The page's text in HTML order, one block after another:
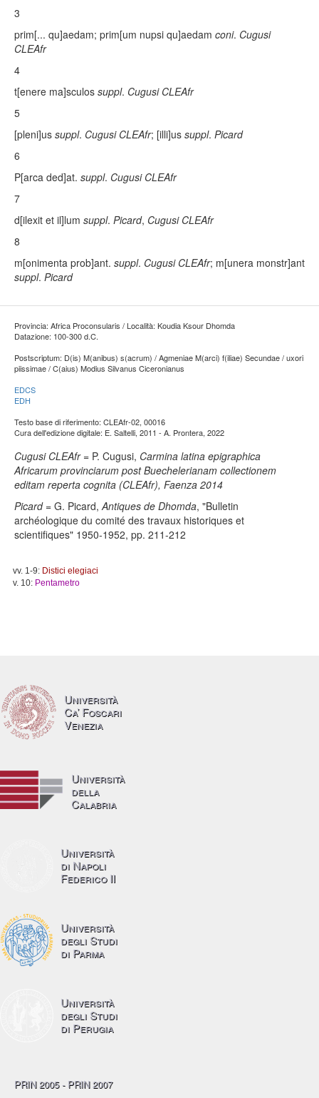
3
prim[... qu]aedam; prim[um nupsi qu]aedam coni. Cugusi
CLEAfr
4
t[enere ma]sculos suppl. Cugusi CLEAfr
5
[pleni]us suppl. Cugusi CLEAfr; [illi]us suppl. Picard
6
P[arca ded]at. suppl. Cugusi CLEAfr
7
d[ilexit et il]lum suppl. Picard, Cugusi CLEAfr
8
m[onimenta prob]ant. suppl. Cugusi CLEAfr; m[unera monstr]ant
suppl. Picard
Provincia: Africa Proconsularis / Località: Koudia Ksour Dhomda
Datazione: 100-300 d.C.
Postscriptum: D(is) M(anibus) s(acrum) / Agmeniae M(arci) f(iliae) Secundae / uxori
piissimae / C(aius) Modius Silvanus Ciceronianus
EDCS
EDH
Testo base di riferimento: CLEAfr-02, 00016
Cura dell'edizione digitale: E. Saltelli, 2011 - A. Prontera, 2022
Cugusi CLEAfr= P. Cugusi, Carmina latina epigraphica
Africarum provinciarum post Buechelerianam collectionem
editam reperta cognita (CLEAfr), Faenza 2014
Picard= G. Picard,Antiques de Dhomda, "Bulletin
archéologique du comité des travaux historiques et
scientifiques" 1950-1952, pp. 211-212
vv. 1-9: Distici elegiaci
v. 10: Pentametro
Università
Ca’ Foscari
Venezia
Università
della
Calabria
Università
di Napoli
Federico II
Università
degli Studi
di Parma
Università
degli Studi
di Perugia
PRIN 2005 - PRIN 2007